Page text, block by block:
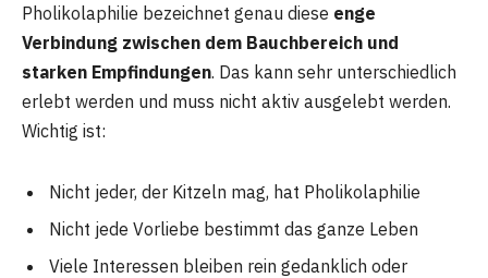
Pholikolaphilie bezeichnet genau diese enge
Verbindung zwischen dem Bauchbereich und
starken Empfindungen. Das kann sehr unterschiedlich
erlebt werden und muss nicht aktiv ausgelebt werden.
Wichtig ist:
Nicht jeder, der Kitzeln mag, hat Pholikolaphilie
Nicht jede Vorliebe bestimmt das ganze Leben
Viele Interessen bleiben rein gedanklich oder